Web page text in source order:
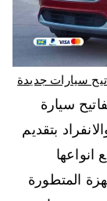
سيارة
بتقديم
المتطورة